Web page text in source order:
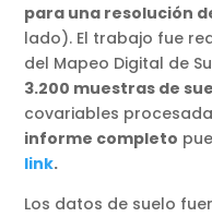
para una resolución
lado). El trabajo fue
del Mapeo Digital de
3.200 muestras de
covariables
informe completo
link.
Los datos de suelo